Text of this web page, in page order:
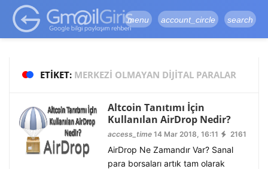
google-site-
verification=vqSI0upH550kabR5X8xpjMYieaXmuBueYgCJBW3uetM
menu account_circle search
ETIKET: MERKEZI OLMAYAN DIJITAL PARALAR
Altcoin Tanıtımı İçin
Kullanılan AirDrop Nedir?
access_time14 Mar 2018, 16:11 2161
AirDrop Ne Zamandır Var? Sanal
para borsaları artık tam olarak